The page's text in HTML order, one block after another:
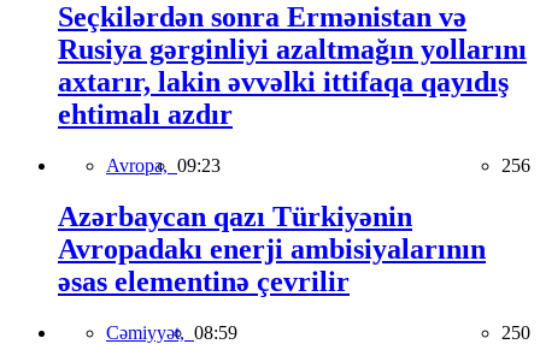
Seçkilərdən sonra Ermənistan və
Rusiya gərginliyi azaltmağın yollarını
axtarır, lakin əvvəlki ittifaqa qayıdış
ehtimalı azdır
Avropa, 09:23 256
Azərbaycan qazı Türkiyənin
Avropadakı enerji ambisiyalarının
əsas elementinə çevrilir
Cəmiyyət, 08:59 250